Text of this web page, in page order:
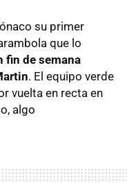
su primer
que lo
fin de semana
. El equipo verde
vuelta en recta en
algo